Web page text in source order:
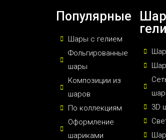
Популярные
Шары с гелием
Фольгированные
шары
Композиции из
шаров
По коллекциям
Оформление
шариками
3D